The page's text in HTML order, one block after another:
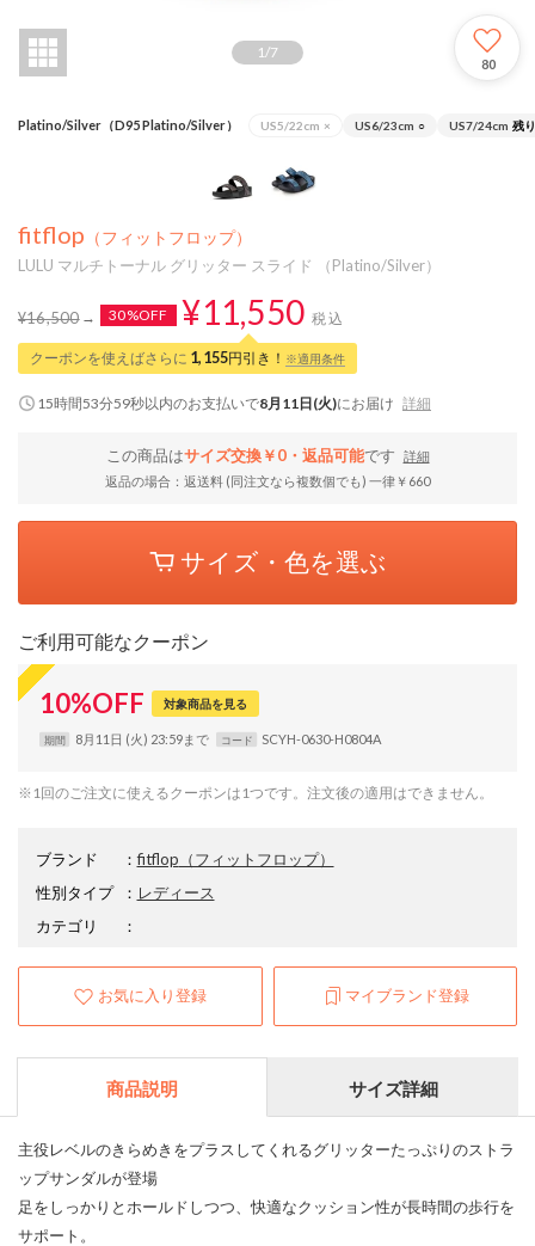
1 /7
80
Platino/Silver（D95 Platino/Silver） US5/22cm × US6/23cm ○ US7/24cm 残
fitflop （フィットフロップ）
LULU マルチトーナル グリッター スライド （Platino/Silver）
¥16,500 30%OFF ¥11,550 税込
クーポンを使えばさらに 1,155円引き！ ※適用条件
15時間53分58秒以内のお支払いで8月11日(火)にお届け 詳細
この商品はサイズ交換￥0・返品可能です
詳細
返品の場合：返送料 (同注文なら複数個でも) 一律￥660
サイズ・色を選ぶ
ご利用可能なクーポン
10%OFF 対象商品を見る
期間 8月11日 (火) 23:59まで コード SCYH-0630-H0804A
※1回のご注文に使えるクーポンは1つです。注文後の適用はできません。
ブランド ：fitflop （フィットフロップ）
性別タイプ
： レディース
カテゴリ
：
お気に入り登録 マイブランド登録
商品説明 サイズ詳細
主役レベルのきらめきをプラスしてくれるグリッターたっぷりのストラ
ップサンダルが登場
足をしっかりとホールドしつつ、快適なクッション性が長時間の歩行を
サポート。